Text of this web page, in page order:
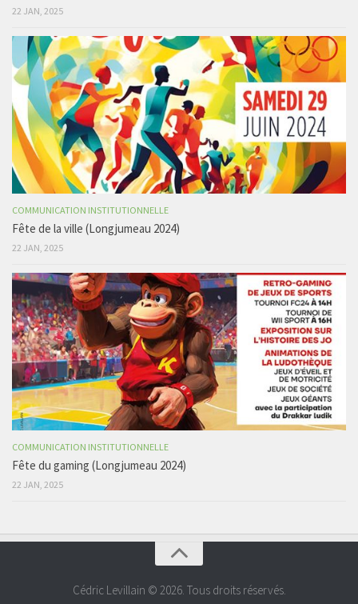
22 JAN, 2025
COMMUNICATION INSTITUTIONNELLE
Fête de la ville (Longjumeau 2024)
22 JAN, 2025
COMMUNICATION INSTITUTIONNELLE
Fête du gaming (Longjumeau 2024)
22 JAN, 2025
Cédric Levillain © 2026. Tous droits réservés.